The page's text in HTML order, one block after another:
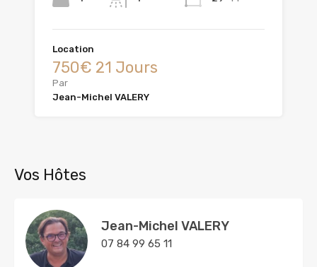
Location
750€ 21 Jours
Par
Jean-Michel VALERY
Vos Hôtes
Jean-Michel VALERY
07 84 99 65 11